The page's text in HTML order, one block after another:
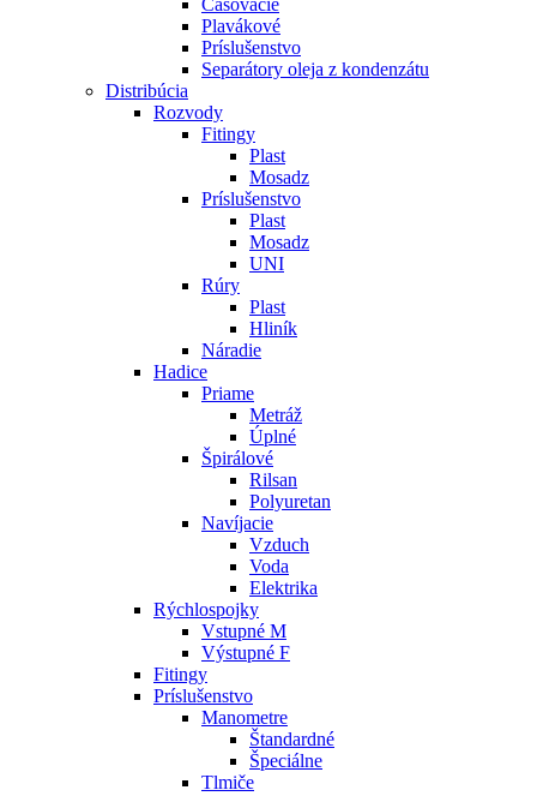
Časovacie
Plavákové
Príslušenstvo
Separátory oleja z kondenzátu
Distribúcia
Rozvody
Fitingy
Plast
Mosadz
Príslušenstvo
Plast
Mosadz
UNI
Rúry
Plast
Hliník
Náradie
Hadice
Priame
Metráž
Úplné
Špirálové
Rilsan
Polyuretan
Navíjacie
Vzduch
Voda
Elektrika
Rýchlospojky
Vstupné M
Výstupné F
Fitingy
Príslušenstvo
Manometre
Štandardné
Špeciálne
Tlmiče